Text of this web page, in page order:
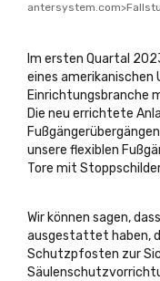
antersystem.com>
Im ersten Quartal
eines amerikanischen
Einrichtungsbranche
Die neu errichtete
unsere flexiblen
Tore mit
Wir können sagen,
ausgestattet haben,
Schutzpfosten zur